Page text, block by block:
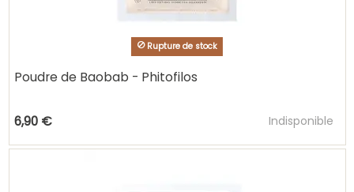
Rupture de stock
Poudre de Baobab - Phitofilos
6,90 € Indisponible
Ajouter au